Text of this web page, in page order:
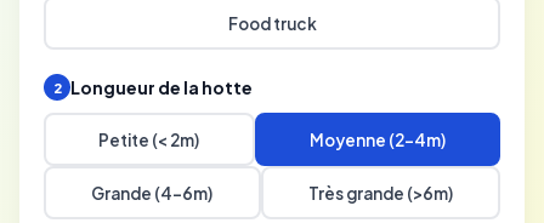
Food truck
2 Longueur de la hotte
Petite (< 2m) Moyenne (2-4m)
Grande (4-6m) Très grande (>6m)